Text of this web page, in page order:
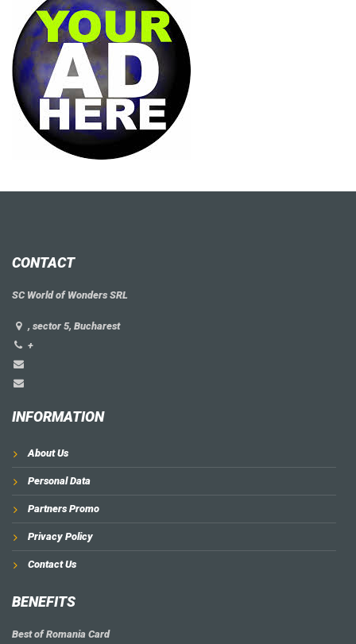
CONTACT
SC World of Wonders SRL
, sector 5, Bucharest
+
INFORMATION
About Us
Personal Data
Partners Promo
Privacy Policy
Contact Us
BENEFITS
Best of Romania Card